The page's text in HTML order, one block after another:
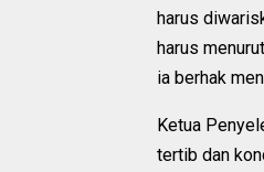
harus
harus
ia berhak
Ketua
tertib dan